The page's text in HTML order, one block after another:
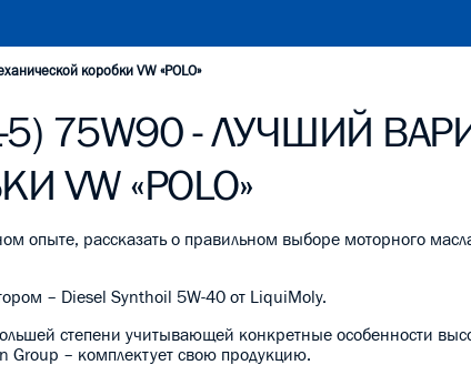
коробки VW «POLO»
5) 75W90 - ЛУЧШИЙ
VW «POLO»
опыте, рассказать о правильном выборе моторного
– Diesel Synthoil 5W-40 от LiquiMoly.
степени учитывающей конкретные особенности
Group – комплектует свою продукцию.